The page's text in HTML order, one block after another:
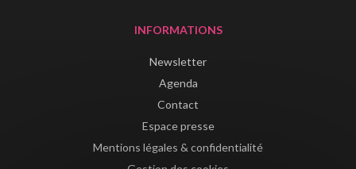
INFORMATIONS
Newsletter
Agenda
Contact
Espace presse
Mentions légales & confidentialité